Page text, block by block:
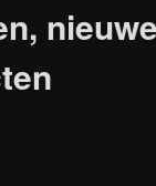
nieuwe